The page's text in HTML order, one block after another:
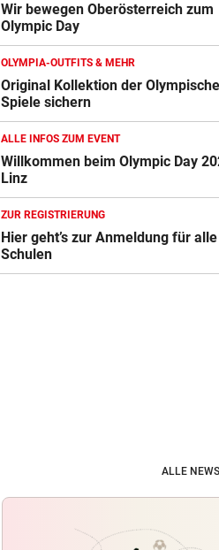
Halbfinal-Aus für
Luca Karl im K.o.-
Sprintbewerb
Fakten-
keine
SCHLAG GEGEN DEALER
14 Festnahmen: Steirischer
Drogenring aufgeflogen
SEIT ANFANG 2023
Lebensmittelpreise auf
Stand geklettert
AUSSAGE ÜBER KINDER
Steirische ÖVP-Chefin
den Bundeskanzler
„WERMUTSTROPFEN“
Verletzter Salzburg-Kicker:
Wir bewegen Oberösterreich zum
Olympic Day
OLYMPIA-OUTFITS & MEHR
Original Kollektion der
Spiele sichern
ALLE INFOS ZUM EVENT
Willkommen beim Olympic Day
Linz
ZUR REGISTRIERUNG
Hier geht’s zur Anmeldung für alle
Schulen
ALLE